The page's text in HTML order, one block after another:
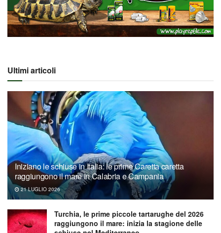
Ultimi articoli
Iniziano le schiuse in Italia: le prime Caretta caretta
raggiungono il mare in Calabria e Campania
21 LUGLIO 2026
Turchia, le prime piccole tartarughe del 2026
raggiungono il mare: inizia la stagione delle